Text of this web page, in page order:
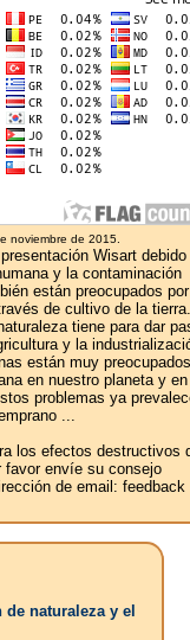
noviembre de 2015.
Wisart
y la contaminación
están preocupados
de cultivo de la tierra.
tiene para dar
y la
están muy
en nuestro planeta y
problemas ya
...
los efectos destructivos
favor envíe su consejo
de email: feedback
naturaleza y el